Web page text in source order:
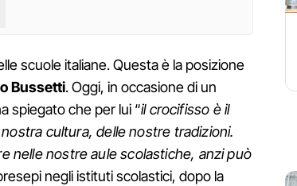
scuole italiane. Questa è la posizione
Bussetti. Oggi, in occasione di un
spiegato che per lui “il crocifisso è il
cultura, delle nostre tradizioni.
nelle nostre aule scolastiche, anzi può
negli istituti scolastici, dopo la